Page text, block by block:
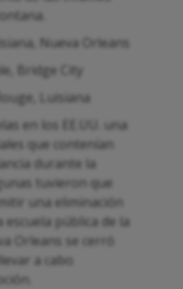
Nueva Orleans
Bridge City
Luisiana
en los EE.UU. una
que contenían
durante la
tuvieron que
una eliminación
escuela pública de la
Orleans se cerró
a cabo